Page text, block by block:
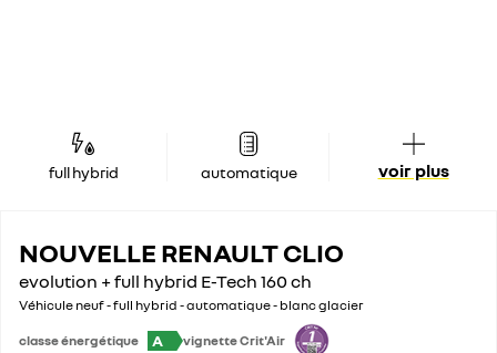
full hybrid automatique voir plus
NOUVELLE RENAULT CLIO
evolution + full hybrid E-Tech 160 ch
Véhicule neuf - full hybrid - automatique - blanc glacier
classe énergétique A vignette Crit'Air